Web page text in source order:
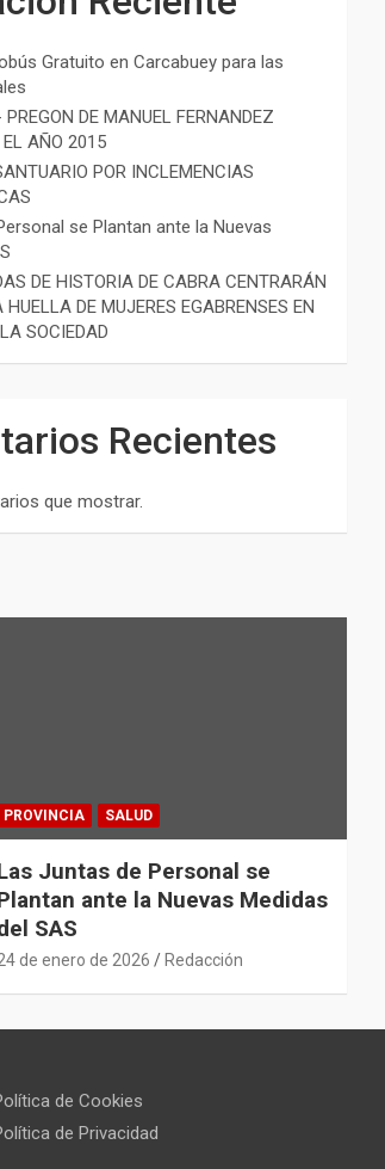
Gratuito en Carcabuey para las
DE MANUEL FERNANDEZ
EL AÑO 2015
POR INCLEMENCIAS
se Plantan ante la Nuevas
DE HISTORIA DE CABRA CENTRARÁN
HUELLA DE MUJERES EGABRENSES EN
SOCIEDAD
Recientes
que mostrar.
PROVINCIA SALUD
Juntas de Personal se
ante la Nuevas Medidas
SAS
de enero de 2026 Redacción
de Cookies
de Privacidad